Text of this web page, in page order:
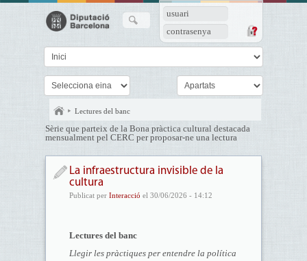
usuari
contrasenya
Lectures del banc
Sèrie que parteix de la Bona pràctica cultural destacada
mensualment pel CERC per proposar-ne una lectura
La infraestructura invisible de la
cultura
Publicat per Interacció el 30/06/2026 - 14:12
Lectures del banc
Llegir les pràctiques per entendre la política